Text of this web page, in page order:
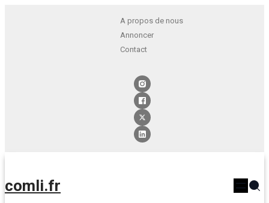
A propos de nous
Annoncer
Contact
comli.fr